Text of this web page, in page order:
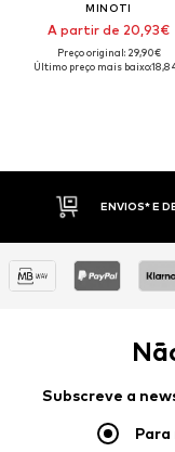
MINOTI
A partir de 20,93€
Preço original: 29,90€
Último preço mais baixo:
GRÁTIS
Subscreve a